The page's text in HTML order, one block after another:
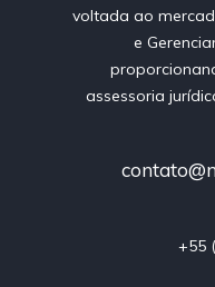
voltada ao
e
assessoria
+55